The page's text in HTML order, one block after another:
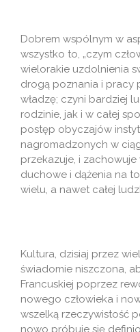
Dobrem wspólnym w
wszystko to, „czym
wielorakie uzdolnienia
drogą poznania i pracy
władzę; czyni bardziej
rodzinie, jak i w całej
postęp obyczajów
nagromadzonych w
przekazuje, i
duchowe i dążenia na
wielu, a nawet całej
Kultura, dzisiaj przez
świadomie niszczona,
Francuskiej poprzez
nowego człowieka i
wszelką rzeczywistość
nowo próbuje się